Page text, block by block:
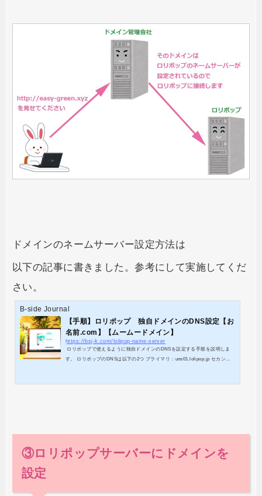
ドメインのネームサーバー設定方法は
以下の記事に書きました。参考にして実施してくだ
さい。
B-side Journal
【手順】ロリポップ 独自ドメインのDNS設定【お
名前.com】【ムームードメイン】
https://bsj-k.com/lolipop-name-server
ロリポップで使えるように独自ドメインのDNSを設定する手順を説明しま
す。 ロリポップのDNSは以下の2つ プライマリ：uns01.lolipop.jp セカンダ
③ロリポップサーバーにドメインを
設定